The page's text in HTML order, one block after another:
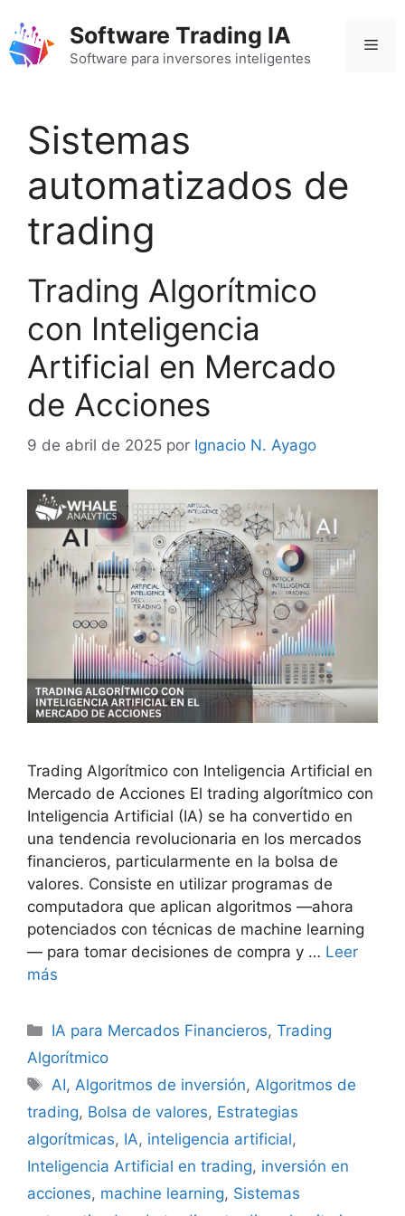
contenido
Software Trading IA
Software para inversores inteligentes
Sistemas
automatizados de
trading
Trading Algorítmico
con Inteligencia
Artificial en Mercado
de Acciones
9 de abril de 2025 por Ignacio N. Ayago
Trading Algorítmico con Inteligencia Artificial en
Mercado de Acciones El trading algorítmico con
Inteligencia Artificial (IA) se ha convertido en
una tendencia revolucionaria en los mercados
financieros, particularmente en la bolsa de
valores. Consiste en utilizar programas de
computadora que aplican algoritmos —ahora
potenciados con técnicas de machine learning
— para tomar decisiones de compra y … Leer
más
Categorías
IA para Mercados Financieros,Trading
Algorítmico
Etiquetas
AI, Algoritmos de inversión, Algoritmos de
trading, Bolsa de valores, Estrategias
algorítmicas, IA, inteligencia artificial,
Inteligencia Artificial en trading, inversión en
acciones, machine learning, Sistemas